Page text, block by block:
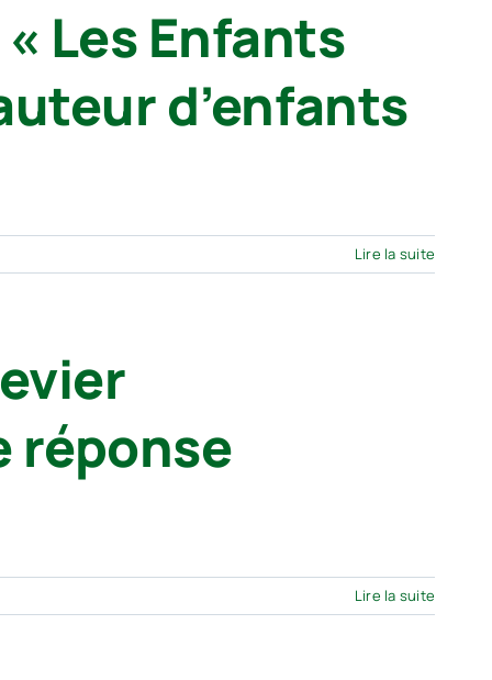
Les Enfants
d’enfants
Lire la suite
réponse
Lire la suite